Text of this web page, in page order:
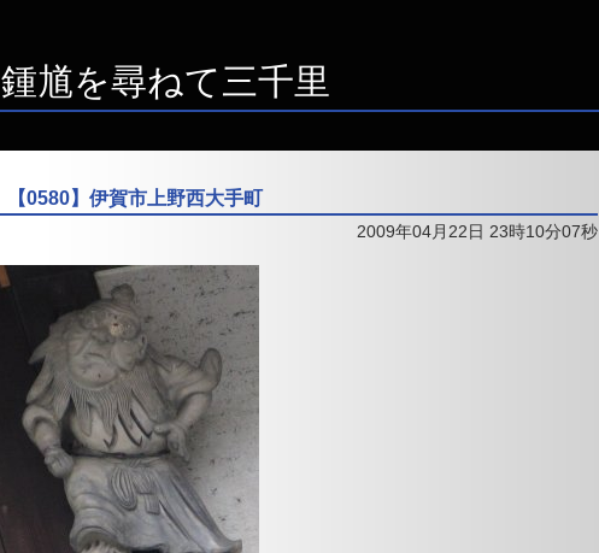
鍾馗を尋ねて三千里
【0580】伊賀市上野西大手町
2009年04月22日 23時10分07秒